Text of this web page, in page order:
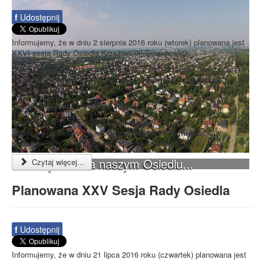
Co słychać na naszym Osiedlu...
f Udostępnij
Informujemy, że w dniu 2 sierpnia 2016 roku (wtorek) planowana jest
XXVI sesja Rady Osiedla Krzyżowniki-Smochowice.
Sesja odbędzie się w pomieszczeniach Rady Osiedla mieszczących
się w Filii Biblioteki Publicznej, ul. Muszkowska 1a (wejście od ul.
Ownickiej).
Rozpoczęcie sesji o godzinie18:00.
Przypominamy, że niezależnie od doraźnych potrzeb, Rada Osiedla
zbiera się na sesjach w każdypierwszy wtorek miesiąca, w
siedzibie Rady Osiedla (z wyjątkiem dni świątecznych).
Czytaj więcej...
Planowana XXV Sesja Rady Osiedla
f Udostępnij
Informujemy, że w dniu 21 lipca 2016 roku (czwartek) planowana jest